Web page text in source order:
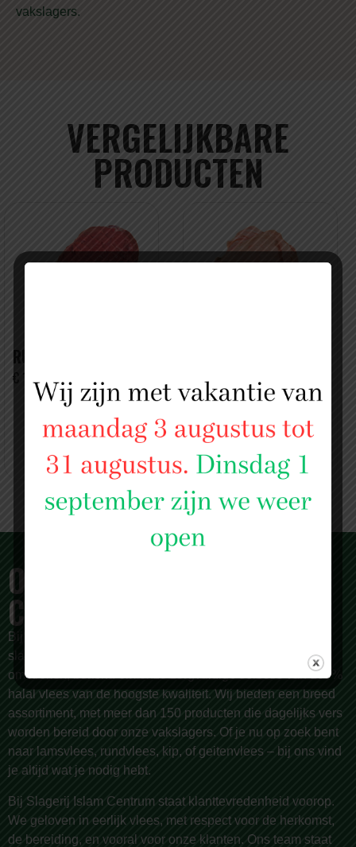
vakslagers.
VERGELIJKBARE
PRODUCTEN
€ 15,99 PER KILO
€ 2,50 PER KILO
OVER SLAGERIJ ISLAM
CENTRUM
Bij
slagerij. Al sinds 1987 zijn we een begrip in Rotterdam en
omstreken, bekend om onze zorgvuldige selectie van 100%
halal vlees van de hoogste kwaliteit. Wij bieden een breed
assortiment, met meer dan 150 producten die dagelijks vers
worden bereid door onze vakslagers. Of je nu op zoek bent
naar lamsvlees, rundvlees, kip, of geitenvlees – bij ons vind
je altijd wat je nodig hebt.
Bij Slagerij Islam Centrum staat klanttevredenheid voorop.
We geloven in eerlijk vlees, met respect voor de herkomst,
de bereiding, en vooral voor onze klanten. Ons team staat